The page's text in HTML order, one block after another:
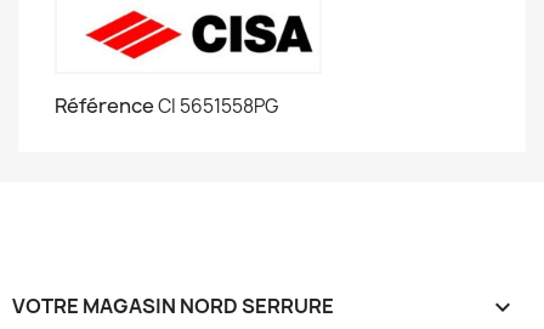
RéférenceCI 5651558PG
VOTRE MAGASIN NORD SERRURE 